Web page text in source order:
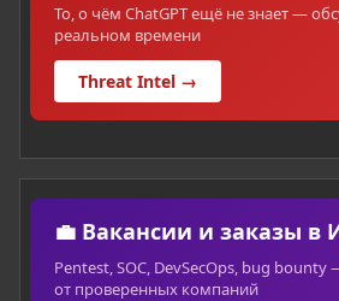
То, о чём ChatGPT ещё не знает —
реальном времени
Threat Intel →
💼 Вакансии и заказы в
Pentest, SOC, DevSecOps, bug
от проверенных компаний